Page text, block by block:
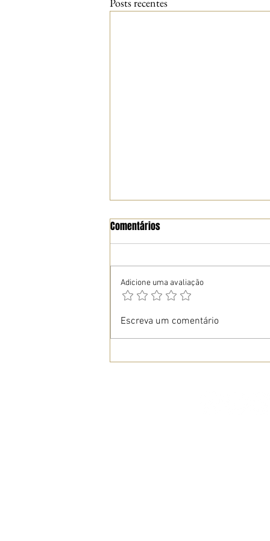
Posts recentes
O Guarani
Comentários
Adicione uma avaliação
Escreva um comentário